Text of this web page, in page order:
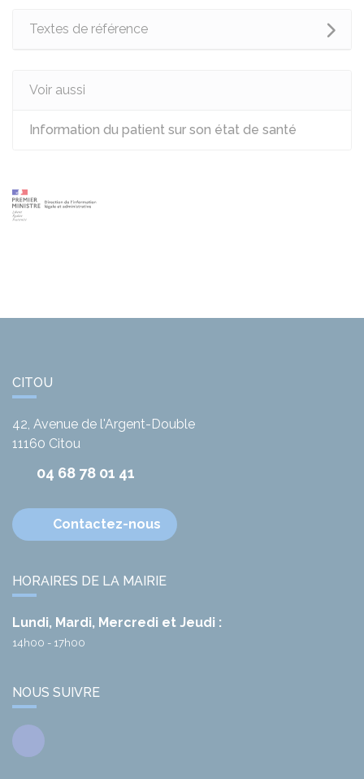
Textes de référence
Voir aussi
Information du patient sur son état de santé
CITOU
42, Avenue de l'Argent-Double
11160 Citou
04 68 78 01 41
Contactez-nous
HORAIRES DE LA MAIRIE
Lundi, Mardi, Mercredi et Jeudi :
14h00 - 17h00
NOUS SUIVRE
Facebook